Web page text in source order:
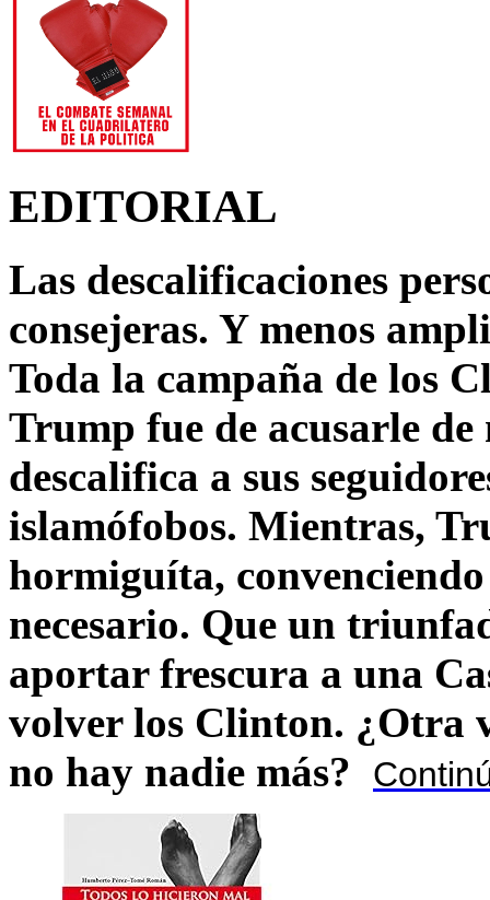
EDITORIAL
Las descalificaciones
consejeras. Y menos
Toda la campaña de los
Trump fue de acusarle
descalifica a sus
islamófobos. Mientras,
hormiguíta,
necesario. Que un
aportar frescura a una
volver los Clinton. ¿Otra
no hay nadie más?